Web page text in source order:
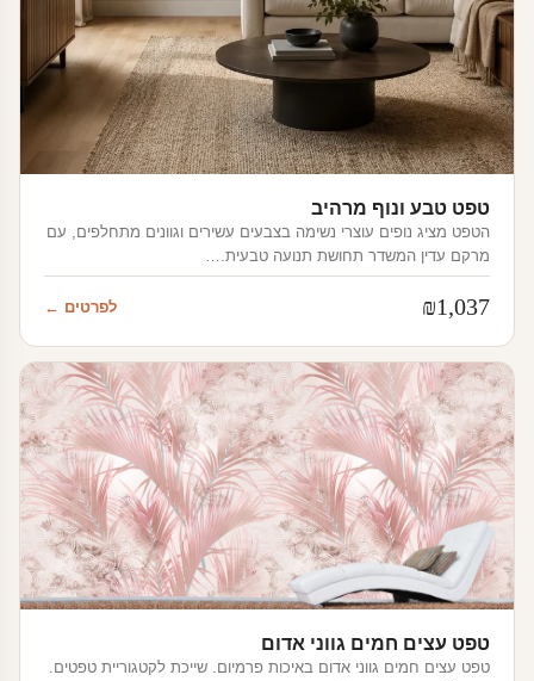
טפט טבע ונוף מרהיב
הטפט מציג נופים עוצרי נשימה בצבעים עשירים וגוונים מתחלפים, עם
מרקם עדין המשדר תחושת תנועה טבעית.…
₪1,037 לפרטים ←
טפט עצים חמים גווני אדום
טפט עצים חמים גווני אדום באיכות פרמיום. שייכת לקטגוריית טפטים.